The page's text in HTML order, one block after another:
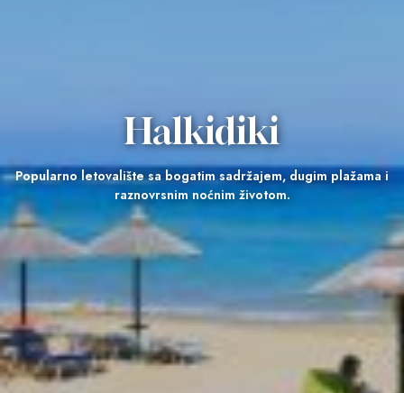
Halkidiki
Popularno letovalište sa bogatim sadržajem, dugim plažama i
raznovrsnim noćnim životom.